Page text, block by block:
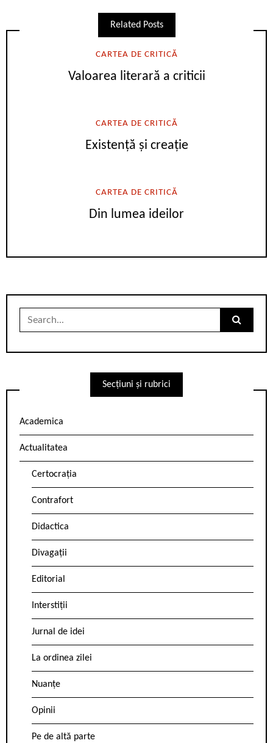
Related Posts
CARTEA DE CRITICĂ
Valoarea literară a criticii
CARTEA DE CRITICĂ
Existență și creație
CARTEA DE CRITICĂ
Din lumea ideilor
Search
Secțiuni și rubrici
Academica
Actualitatea
Certocrația
Contrafort
Didactica
Divagații
Editorial
Interstiții
Jurnal de idei
La ordinea zilei
Nuanțe
Opinii
Pe de altă parte